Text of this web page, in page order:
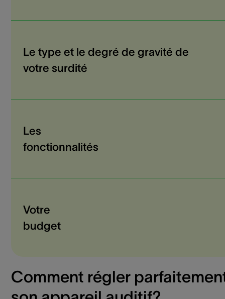
Le type et le degré de gravité de
votre surdité
Les
fonctionnalités
Votre
budget
Comment régler